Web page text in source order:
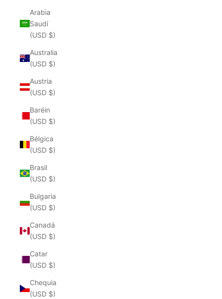
Arabia
Saudí
(USD $)
Australia
(USD $)
Austria
(USD $)
Baréin
(USD $)
Bélgica
(USD $)
Brasil
(USD $)
Bulgaria
(USD $)
Canadá
(USD $)
Catar
(USD $)
Chequia
(USD $)